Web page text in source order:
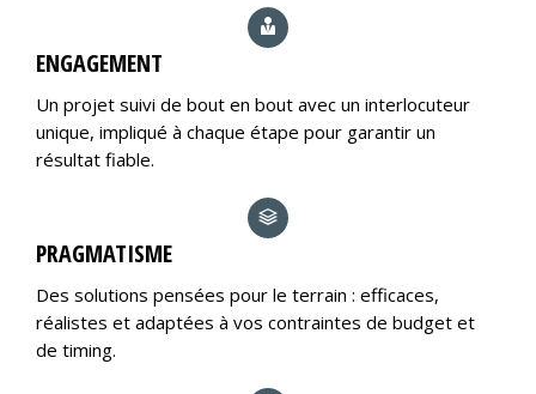
ENGAGEMENT
Un projet suivi de bout en bout avec un interlocuteur
unique, impliqué à chaque étape pour garantir un
résultat fiable.
PRAGMATISME
Des solutions pensées pour le terrain : efficaces,
réalistes et adaptées à vos contraintes de budget et
de timing.